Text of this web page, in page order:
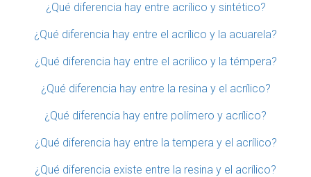
¿Qué diferencia hay entre acrílico y sintético?
¿Qué diferencia hay entre el acrílico y la acuarela?
¿Qué diferencia hay entre el acrilico y la témpera?
¿Qué diferencia hay entre la resina y el acrílico?
¿Qué diferencia hay entre polímero y acrílico?
¿Qué diferencia hay entre la tempera y el acrílico?
¿Qué diferencia existe entre la resina y el acrílico?